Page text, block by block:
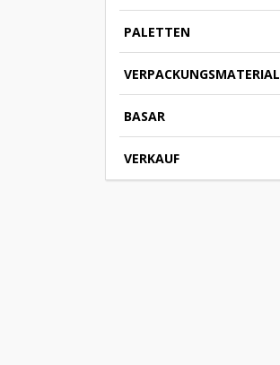
PALETTEN
VERPACKUNGSMATERIAL
BASAR
VERKAUF